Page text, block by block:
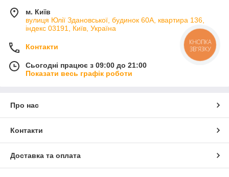
м. Київ
вулиця Юлії Здановської, будинок 60А, квартира 136,
індекс 03191, Київ, Україна
Контакти
Сьогодні працює з 09:00 до 21:00
Показати весь графік роботи
Про нас
Контакти
Доставка та оплата
КНОПКА
ЗВ'ЯЗКУ